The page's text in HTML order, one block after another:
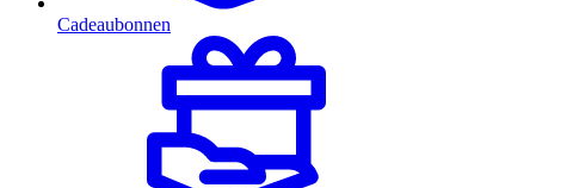
Cadeaubonnen